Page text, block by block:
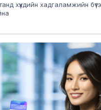
хүүхдийн хадгаламжийн